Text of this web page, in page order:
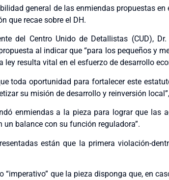
general de las enmiendas propuestas en
que recae sobre el DH.
del Centro Unido de Detallistas (CUD),
al indicar que “para los pequeños y
ley resulta vital en el esfuerzo de desarrollo
toda oportunidad para fortalecer este
su misión de desarrollo y reinversión
enmiendas a la pieza para lograr que las
un balance con su función reguladora”.
están que la primera violación-
“imperativo” que la pieza disponga que, en